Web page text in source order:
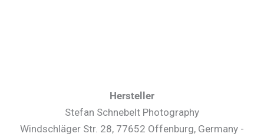
Hersteller
Stefan Schnebelt Photography
Windschläger Str. 28, 77652 Offenburg, Germany -